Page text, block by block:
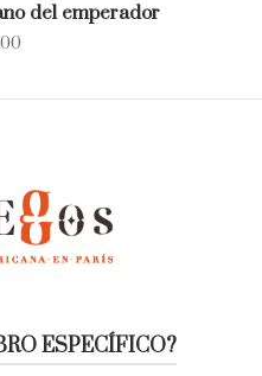
del emperador
ESPECÍFICO?